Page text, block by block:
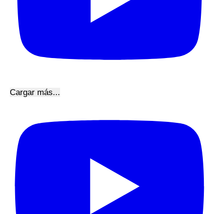
Cargar más...